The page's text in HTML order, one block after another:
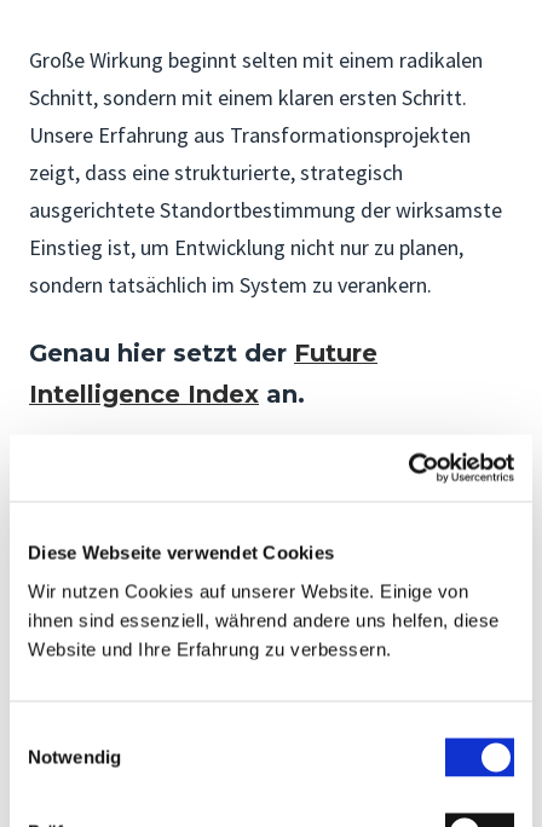
Diese Webseite verwendet Cookies
Wir nutzen Cookies auf unserer Website. Einige von
ihnen sind essenziell, während andere uns helfen, diese
Website und Ihre Erfahrung zu verbessern.
Notwendig
Große Wirkung beginnt selten mit einem radikalen
Schnitt, sondern mit einem klaren ersten Schritt.
Unsere Erfahrung aus Transformationsprojekten
zeigt, dass eine strukturierte, strategisch
ausgerichtete Standortbestimmung der wirksamste
Einstieg ist, um Entwicklung nicht nur zu planen,
sondern tatsächlich im System zu verankern.
Genau hier setzt der Future
Intelligence Index an.
Dieser misst, wie gut Ihre Organisation die
Zukunft tragen können. Als Startpunkt für
Organisationen, die nicht mehr in Maßnahmen
tatsächlich Leistung entfaltet.